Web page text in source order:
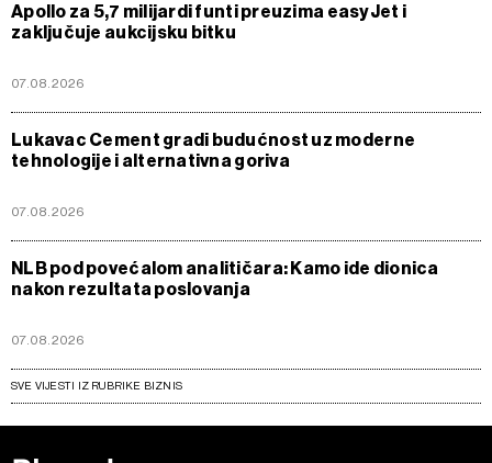
Apollo za 5,7 milijardi funti preuzima easyJet i
zaključuje aukcijsku bitku
07.08.2026
Lukavac Cement gradi budućnost uz moderne
tehnologije i alternativna goriva
07.08.2026
NLB pod povećalom analitičara: Kamo ide dionica
nakon rezultata poslovanja
07.08.2026
SVE VIJESTI IZ RUBRIKE BIZNIS